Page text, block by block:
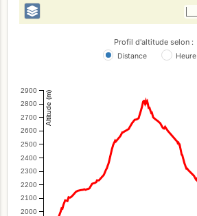
Profil d'altitude selon :
Distance Heure
2000
2100
2200
2300
2400
2500
2600
2700
2800
2900 Altitude (m)